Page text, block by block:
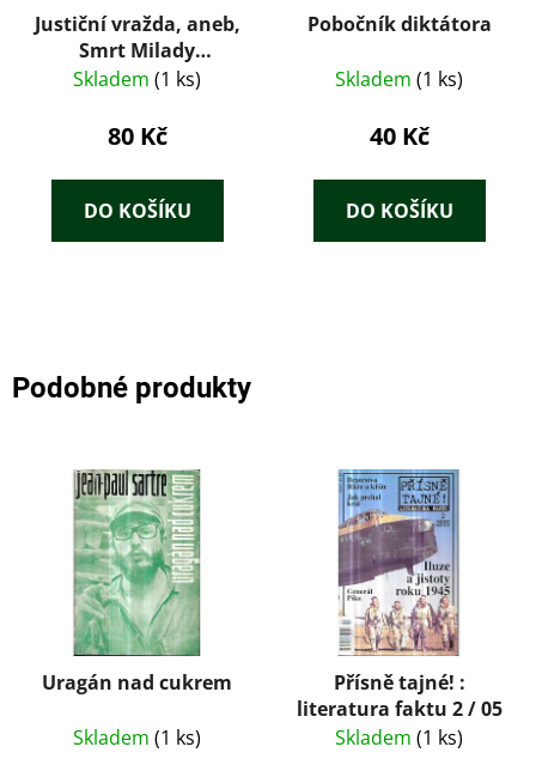
Justiční vražda, aneb,
Smrt Milady
Horákové
Skladem (1 ks)
80 Kč
DO KOŠÍKU
Pobočník diktátora
Skladem (1 ks)
40 Kč
DO KOŠÍKU
Podobné produkty
Uragán nad cukrem
Skladem (1 ks)
Přísně tajné! :
literatura faktu 2 / 05
Skladem (1 ks)